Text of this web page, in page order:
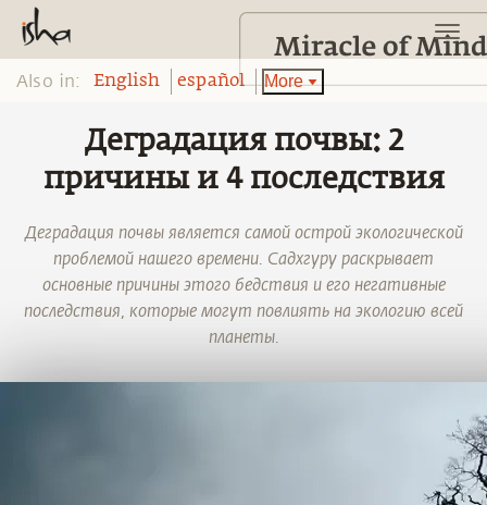
Also in: English español More
Деградация почвы: 2
причины и 4 последствия
Деградация почвы является самой острой экологической
проблемой нашего времени. Садхгуру раскрывает
основные причины этого бедствия и его негативные
последствия, которые могут повлиять на экологию всей
планеты.